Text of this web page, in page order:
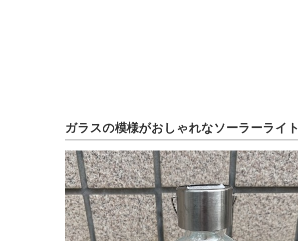
ガラスの模様がおしゃれなソーラーライト